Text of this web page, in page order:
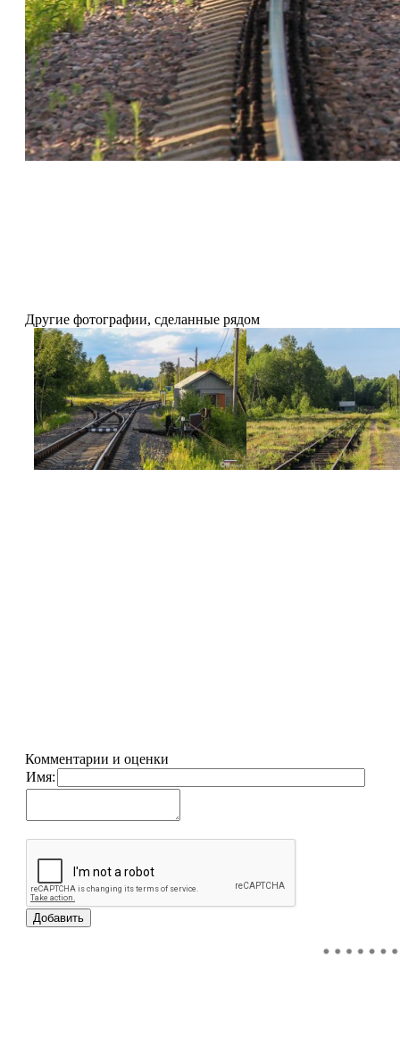
Другие фотографии, сделанные рядом
Комментарии и оценки
Имя: